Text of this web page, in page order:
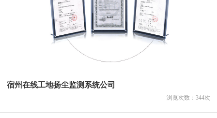
宿州在线工地扬尘监测系统公司
浏览次数： 344次